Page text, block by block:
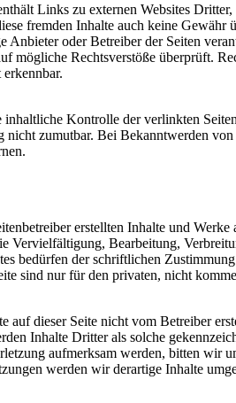
Links zu externen Websites
fremden Inhalte auch keine Gewähr
Anbieter oder Betreiber der Seiten
mögliche Rechtsverstöße überprüft.
inhaltliche Kontrolle der verlinkten
nicht zumutbar. Bei Bekanntwerden
erstellten Inhalte und Werke
Vervielfältigung, Bearbeitung,
bedürfen der schriftlichen
sind nur für den privaten, nicht
auf dieser Seite nicht vom Betreiber
Inhalte Dritter als solche
aufmerksam werden, bitten wir
werden wir derartige Inhalte